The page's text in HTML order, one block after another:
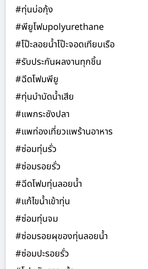
#ทุ่นบ่อกุ้ง
#พียูโฟมpolyurethane
#โป๊ะลอยน้ำโป๊ะจอดเทียบเรือ
#รับประกันผลงานทุกชิ้น
#ฉีดโฟมพียู
#ทุ่นบำบัดน้ำเสีย
#แพกระชังปลา
#แพท่องเที่ยวแพร้านอาหาร
#ซ่อมทุ่นรั่ว
#ซ่อมรอยรั่ว
#ฉีดโฟมทุ่นลอยน้ำ
#แก้ไขน้ำเข้าทุ่น
#ซ่อมทุ่นจม
#ซ่อมรอยผุของทุ่นลอยน้ำ
#ซ่อมปะรอยรั่ว